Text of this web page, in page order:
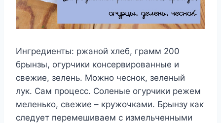
Ингредиенты: ржаной хлеб, грамм 200
брынзы, огурчики консервированные и
свежие, зелень. Можно чеснок, зеленый
лук. Сам процесс. Соленые огурчики режем
меленько, свежие – кружочками. Брынзу как
следует перемешиваем с измельченными